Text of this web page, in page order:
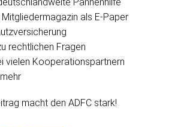
Pannenhilfe
als E-Paper
rechtlichen Fragen
vielen Kooperationspartnern
macht den ADFC stark!